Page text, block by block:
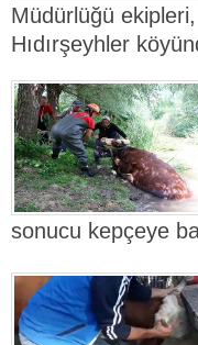
Müdürlüğü
Hıdırşeyhler
sonucu kepçeye